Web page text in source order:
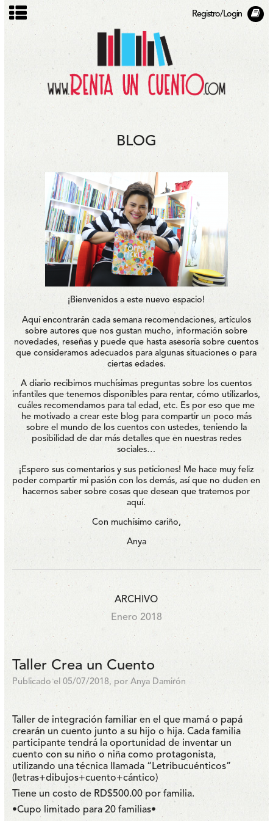
Registro/Login
BLOG
¡Bienvenidos a este nuevo espacio!
Aquí encontrarán cada semana recomendaciones, artículos
sobre autores que nos gustan mucho, información sobre
novedades, reseñas y puede que hasta asesoría sobre cuentos
que consideramos adecuados para algunas situaciones o para
ciertas edades.
A diario recibimos muchísimas preguntas sobre los cuentos
infantiles que tenemos disponibles para rentar, cómo utilizarlos,
cuáles recomendamos para tal edad, etc. Es por eso que me
he motivado a crear este blog para compartir un poco más
sobre el mundo de los cuentos con ustedes, teniendo la
posibilidad de dar más detalles que en nuestras redes
sociales…
¡Espero sus comentarios y sus peticiones! Me hace muy feliz
poder compartir mi pasión con los demás, así que no duden en
hacernos saber sobre cosas que desean que tratemos por
aquí.
Con muchísimo cariño,
Anya
ARCHIVO
Enero 2018
Taller Crea un Cuento
Publicado el 05/07/2018, por Anya Damirón
Taller de integración familiar en el que mamá o papá
crearán un cuento junto a su hijo o hija. Cada familia
participante tendrá la oportunidad de inventar un
cuento con su niño o niña como protagonista,
utilizando una técnica llamada “Letribucuénticos”
(letras+dibujos+cuento+cántico)
Tiene un costo de RD$500.00 por familia.
•Cupo limitado para 20 familias•